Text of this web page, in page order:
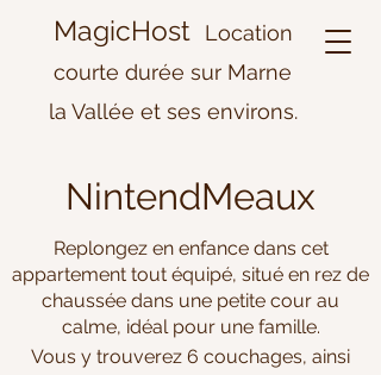
MagicHost
Location
courte durée sur Marne
la Vallée et ses environs.
NintendMeaux
Replongez en enfance dans cet
appartement tout équipé, situé en rez de
chaussée dans une petite cour au
calme, idéal pour une famille.
Vous y trouverez 6 couchages, ainsi